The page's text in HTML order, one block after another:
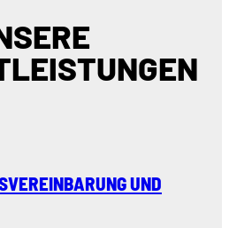
UND